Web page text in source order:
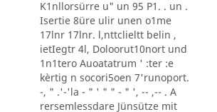
K1nllorsürre u" un 95 P1. . un .
Isertie 8üre ulir unen o1me
17lnr 17lnr. l,nttclieltt belin ,
ietIegtr 4l, Doloorut10nort und
1n1tero Auoatatrum ' :ter :e
kèrtig n socori5oen 7'runoport.
-, " .'-'la - " ' " " - " ', -- ,-- . A
rersemlessdare Jünsütze mit